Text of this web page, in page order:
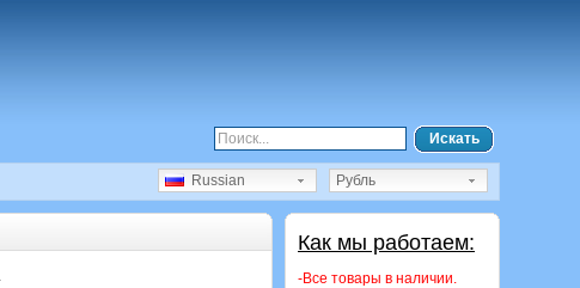
Искать
Рубль
Russian
Как мы работаем:
-Все товары в наличии.